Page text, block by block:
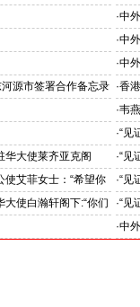
推
·中
见
·中
北
·中
证
源市签署合作备忘录 ·香
·韦
·“见
斯
官)”
华大使莱齐亚克阁
”
·“见
十
使艾菲女士：“希望你
·“见
奥
使白瀚轩阁下:“你们
·“见
罗斯
·中